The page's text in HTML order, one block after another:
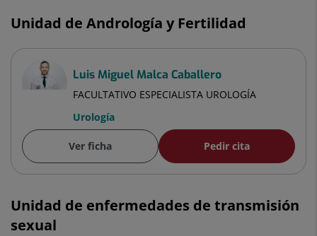
Unidad de Andrología y Fertilidad
Luis Miguel Malca Caballero
FACULTATIVO ESPECIALISTA UROLOGÍA
Urología
Ver ficha Pedir cita
Unidad de enfermedades de transmisión
sexual